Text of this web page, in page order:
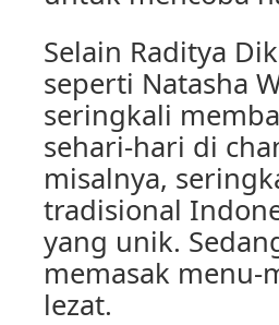
Selain Raditya
seperti Natasha
seringkali
sehari-hari di
misalnya,
tradisional
yang unik.
memasak menu-
lezat.